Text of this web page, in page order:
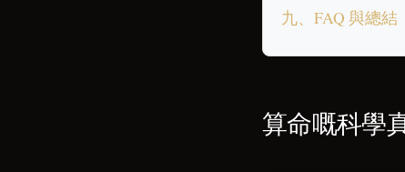
九、FAQ 與總結
算命嘅科學